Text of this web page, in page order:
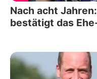
Nach acht
bestätigt das